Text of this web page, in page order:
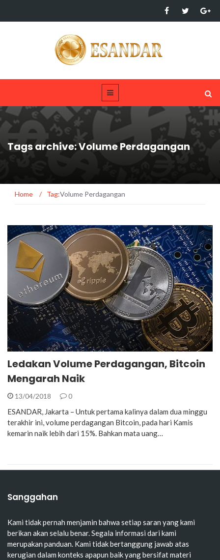
Tags archive: Volume Perdagangan
Home / Tag:Volume Perdagangan
Ledakan Volume Perdagangan, Bitcoin
Mengarah Naik
13/04/2018 0
ESANDAR, Jakarta – Untuk pertama kalinya dalam dua minggu
terakhir ini, volume perdagangan Bitcoin, pada hari Kamis
kemarin naik lebih dari 15%. Bahkan mata uang…
Sanggahan
Kami tidak pernah menjamin bahwa setiap saran yang kami
berikan akan selalu benar. Segala informasi dari kami
merupakan panduan. Kami tidak bertanggung jawab atas
kerugian dalam konteks apapun baik yang bersifat materi